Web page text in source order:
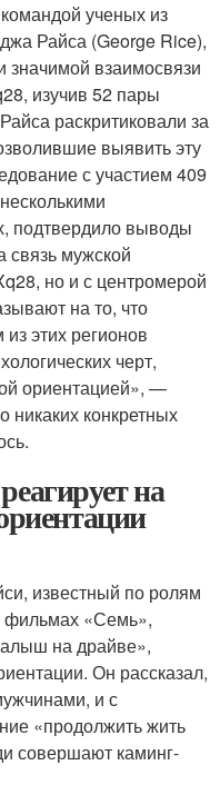
ученых из
Райса (George Rice),
значимой взаимосвязи
изучив 52 пары
раскритиковали за
выявить эту
с участием 409
подтвердило выводы
мужской
но и с центромерой
на то, что
этих регионов
черт,
ориентацией», —
никаких конкретных
на
известный по ролям
фильмах «Семь»,
на драйве»,
Он рассказал,
и с
«продолжить жить
совершают каминг-